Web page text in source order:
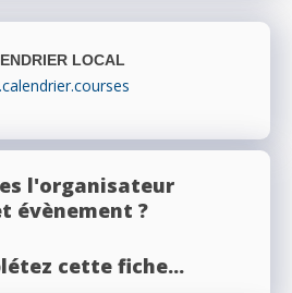
LOCAL
l'organisateur
évènement ?
cette fiche...